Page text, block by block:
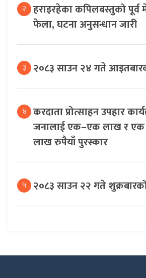
२ हराइरहेका कपिलबस्तुको
फेला, घटना अनुसन्धान जारी
३ २०८३ साउन २४ गते
४ करदाता प्रोत्साहन उपहार
जनालाई एक–एक लाख र एक
लाख रुपैयाँ पुरस्कार
५ २०८३ साउन २२ गते